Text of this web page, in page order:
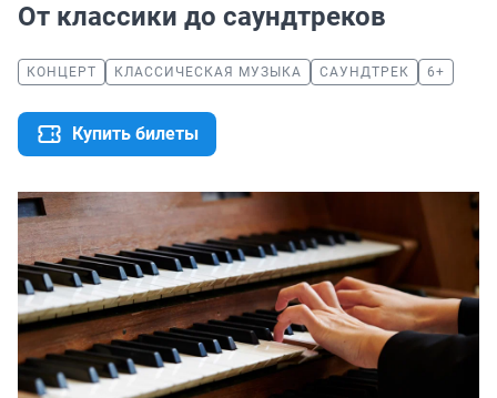
От классики до саундтреков
КОНЦЕРТ КЛАССИЧЕСКАЯ МУЗЫКА САУНДТРЕК 6+
Купить билеты